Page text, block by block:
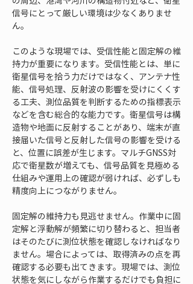
信号にとって厳しい環境は少なくありませ
ん。
このような現場では、受信性能と固定解の維
持力が重要になります。受信性能とは、単に
衛星信号を拾う力だけではなく、アンテナ性
能、信号処理、反射波の影響を受けにくくす
る工夫、測位品質を判断するための指標表示
などを含む総合的な能力です。衛星信号は構
造物や地面に反射することがあり、端末が直
接届いた信号と反射した信号の影響を受ける
と、位置に誤差が生じます。マルチGNSS対
応で衛星数が増えても、信号品質を見極める
仕組みや運用上の確認が弱ければ、必ずしも
精度向上につながりません。
固定解の維持力も見逃せません。作業中に固
定解と浮動解が頻繁に切り替わると、担当者
はそのたびに測位状態を確認しなければなり
ません。場合によっては、取得済みの点を再
確認する必要も出てきます。現場では、測位
状態を気にしながら作業するだけでも負担に